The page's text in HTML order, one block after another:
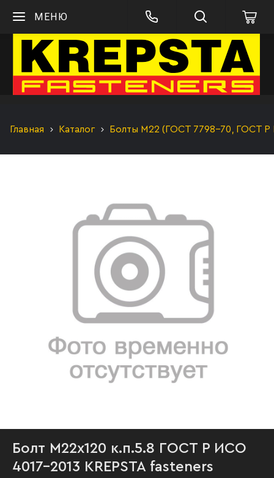
МЕНЮ
Главная Каталог Болты М22 (ГОСТ 7798-70, ГОСТ Р
Болт М22х120 к.п.5.8 ГОСТ Р ИСО
4017-2013 KREPSTA fasteners